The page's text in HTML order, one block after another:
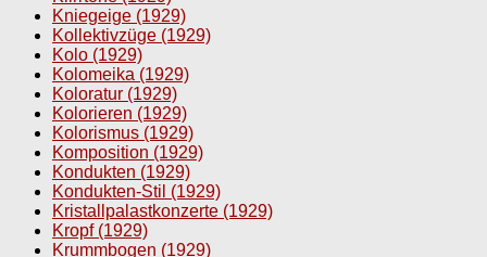
Kniegeige (1929)
Kollektivzüge (1929)
Kolo (1929)
Kolomeika (1929)
Koloratur (1929)
Kolorieren (1929)
Kolorismus (1929)
Komposition (1929)
Kondukten (1929)
Kondukten-Stil (1929)
Kristallpalastkonzerte (1929)
Kropf (1929)
Krummbogen (1929)